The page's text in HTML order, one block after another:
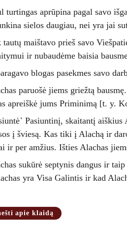
turtingas aprūpina pagal savo
sielos daugiau, nei yra jai
maištavo prieš savo
ir nubaudėme baisia
blogas pasekmes savo
paruošė jiems griežtą
apreiškė jums Priminimą [t. y.
Pasiuntinį, skaitantį
į šviesą. Kas tiki į Alachą ir
ir per amžius. Išties Alachas
sukūrė septynis dangus ir
yra Visa Galintis ir kad
apie klaidą